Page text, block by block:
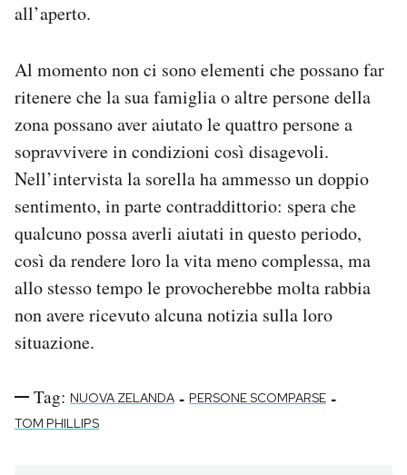
all’aperto.
Al momento non ci sono elementi che possano far
ritenere che la sua famiglia o altre persone della
zona possano aver aiutato le quattro persone a
sopravvivere in condizioni così disagevoli.
Nell’intervista la sorella ha ammesso un doppio
sentimento, in parte contraddittorio: spera che
qualcuno possa averli aiutati in questo periodo,
così da rendere loro la vita meno complessa, ma
allo stesso tempo le provocherebbe molta rabbia
non avere ricevuto alcuna notizia sulla loro
situazione.
Tag: NUOVA ZELANDA - PERSONE SCOMPARSE -
TOM PHILLIPS